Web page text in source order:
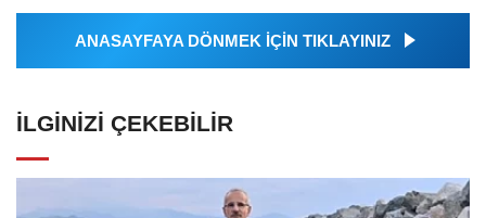
ANASAYFAYA DÖNMEK İÇİN TIKLAYINIZ
İLGINIZI ÇEKEBILIR